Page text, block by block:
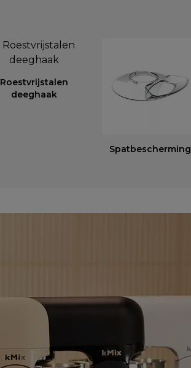
Roestvrijstalen
deeghaak
Spatbescherming